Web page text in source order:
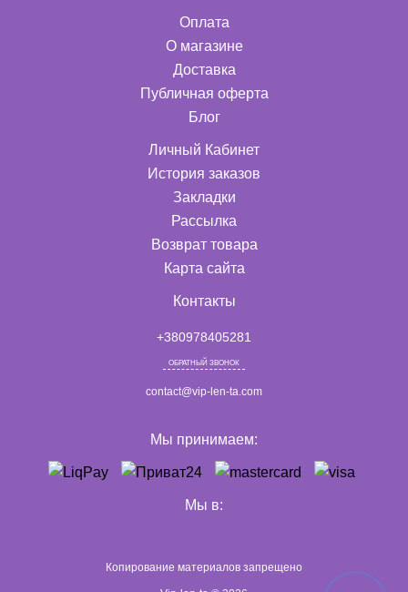
Оплата
О магазине
Доставка
Публичная оферта
Блог
Личный Кабинет
История заказов
Закладки
Рассылка
Возврат товара
Карта сайта
Контакты
+380978405281
ОБРАТНЫЙ ЗВОНОК
contact@vip-len-ta.com
Мы принимаем:
Мы в:
Копирование материалов запрещено